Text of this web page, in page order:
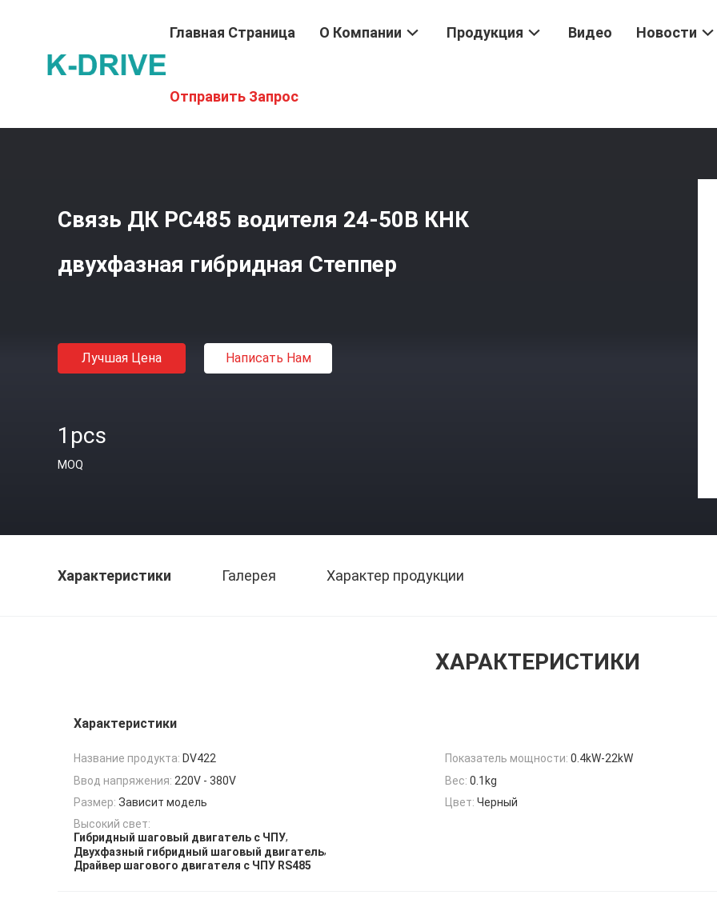
Главная Страница О Компании Продукция Видео Новости
Отправить Запрос
Связь ДК РС485 водителя 24-50В КНК
двухфазная гибридная Степпер
Лучшая Цена Написать Нам
1pcs
MOQ
Характеристики Галерея Характер продукции
ХАРАКТЕРИСТИКИ
Характеристики
Название продукта: DV422 Показатель мощности: 0.4kW-22kW
Ввод напряжения: 220V - 380V Вес: 0.1kg
Размер: Зависит модель Цвет: Черный
Высокий свет:
Гибридный шаговый двигатель с ЧПУ,
Двухфазный гибридный шаговый двигатель,
Драйвер шагового двигателя с ЧПУ RS485